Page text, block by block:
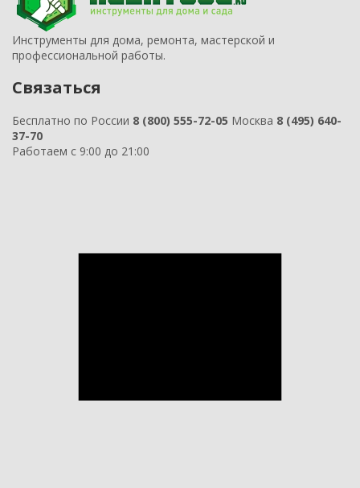
Инструменты для дома, ремонта, мастерской и
профессиональной работы.
Связаться
Бесплатно по России 8 (800) 555-72-05 Москва 8 (495) 640-
37-70
Работаем с 9:00 до 21:00